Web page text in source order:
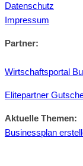
Datenschutz
Impressum
Partner:
Wirtschaftsportal
Elitepartner
Aktuelle Themen:
Businessplan